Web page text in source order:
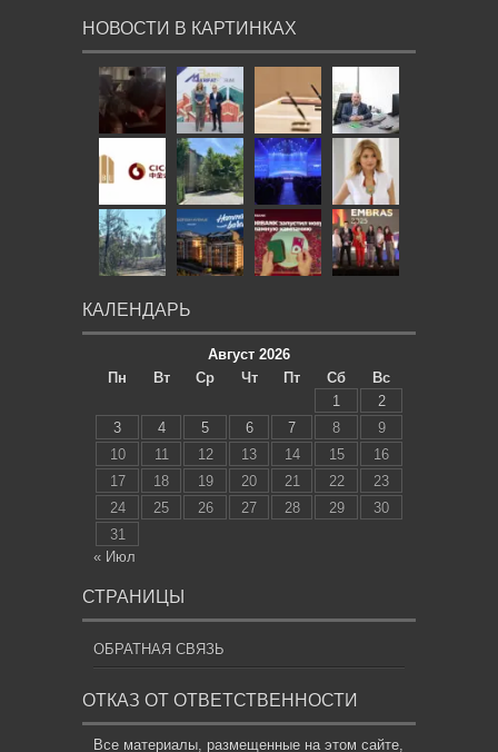
НОВОСТИ В КАРТИНКАХ
КАЛЕНДАРЬ
Август 2026
Пн
Вт Ср Чт Пт Сб
Вс
1
2
3
4 5 6 7 8
9
10
11 12 13 14 15
16
17
18 19 20 21 22
23
24
25 26 27 28 29
30
31
« Июл
СТРАНИЦЫ
ОБРАТНАЯ СВЯЗЬ
ОТКАЗ ОТ ОТВЕТСТВЕННОСТИ
Все материалы, размещенные на этом сайте,